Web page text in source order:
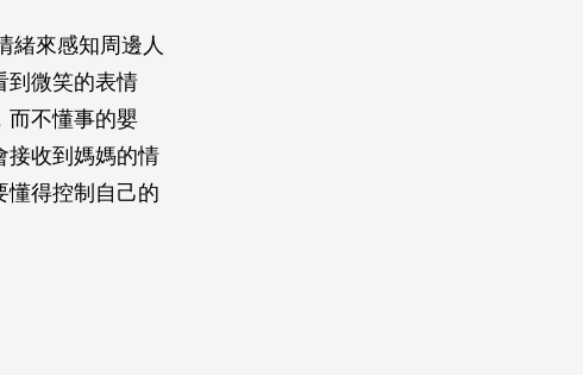
緒來感知周邊人
到微笑的表情
而不懂事的嬰
接收到媽媽的情
懂得控制自己的